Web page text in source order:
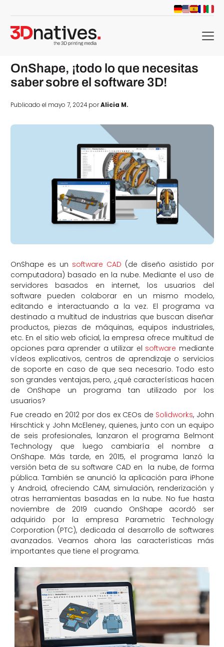
menu
OnShape, ¡todo lo que necesitas
saber sobre el software 3D!
Publicado el mayo 7, 2024 porAlicia M.
OnShape es un software CAD (de diseño asistido por
computadora) basado en la nube. Mediante el uso de
servidores basados en internet, los usuarios del
software pueden colaborar en un mismo modelo,
editando e interactuando a la vez. El programa va
destinado a multitud de industrias que buscan diseñar
productos, piezas de máquinas, equipos industriales,
etc. En el sitio web oficial, la empresa ofrece multitud de
opciones para aprender a utilizar el software mediante
vídeos explicativos, centros de aprendizaje o servicios
de soporte en caso de que sea necesario. Todo esto
son grandes ventajas, pero, ¿qué características hacen
de OnShape un programa tan utilizado por los
usuarios?
Fue creado en 2012 por dos ex CEOs de Solidworks, John
Hirschtick y John McEleney, quienes, junto con un equipo
de seis profesionales, lanzaron el programa Belmont
Technology que luego cambiaría el nombre a
OnShape. Más tarde, en 2015, el programa lanzó la
versión beta de su software CAD en la nube, de forma
pública. También se anunció la aplicación para iPhone
y Android, ofreciendo CAM, simulación, renderización y
otras herramientas basadas en la nube. No fue hasta
noviembre de 2019 cuando OnShape acordó ser
adquirido por la empresa Parametric Technology
Corporation (PTC), dedicada al desarrollo de softwares
avanzados. Veamos ahora las características más
importantes que tiene el programa.